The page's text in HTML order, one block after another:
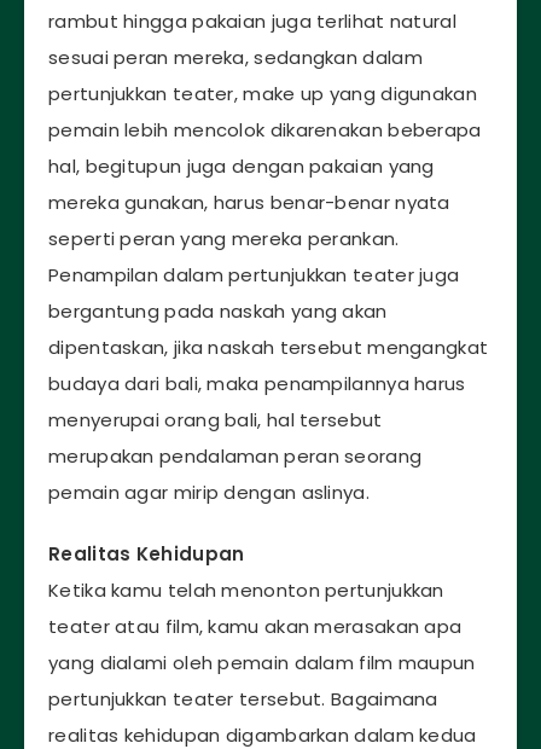
rambut hingga pakaian juga terlihat natural
sesuai peran mereka, sedangkan dalam
pertunjukkan teater, make up yang digunakan
pemain lebih mencolok dikarenakan beberapa
hal, begitupun juga dengan pakaian yang
mereka gunakan, harus benar-benar nyata
seperti peran yang mereka perankan.
Penampilan dalam pertunjukkan teater juga
bergantung pada naskah yang akan
dipentaskan, jika naskah tersebut mengangkat
budaya dari bali, maka penampilannya harus
menyerupai orang bali, hal tersebut
merupakan pendalaman peran seorang
pemain agar mirip dengan aslinya.
Realitas Kehidupan
Ketika kamu telah menonton pertunjukkan
teater atau film, kamu akan merasakan apa
yang dialami oleh pemain dalam film maupun
pertunjukkan teater tersebut. Bagaimana
realitas kehidupan digambarkan dalam kedua